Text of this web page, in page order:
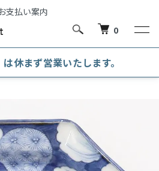
0
休まず営業いたします。
皿